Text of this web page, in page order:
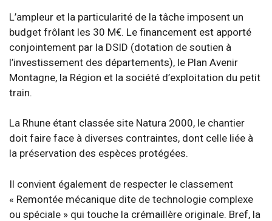
L’ampleur et la particularité de la tâche imposent un
budget frôlant les 30 M€. Le financement est apporté
conjointement par la DSID (dotation de soutien à
l’investissement des départements), le Plan Avenir
Montagne, la Région et la société d’exploitation du petit
train.
La Rhune étant classée site Natura 2000, le chantier
doit faire face à diverses contraintes, dont celle liée à
la préservation des espèces protégées.
Il convient également de respecter le classement
« Remontée mécanique dite de technologie complexe
ou spéciale » qui touche la crémaillère originale. Bref, la